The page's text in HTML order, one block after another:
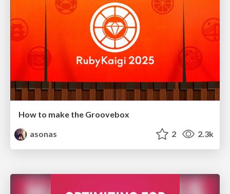
How to make the Groovebox
asonas
2 2.3k